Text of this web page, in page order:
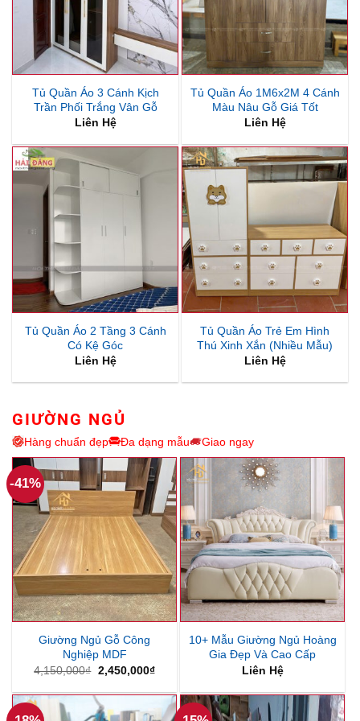
Tủ Quần Áo 3 Cánh Kịch
Trần Phối Trắng Vân Gỗ
Liên Hệ
Tủ Quần Áo 1M6x2M 4 Cánh
Màu Nâu Gỗ Giá Tốt
Liên Hệ
Tủ Quần Áo 2 Tầng 3 Cánh
Có Kệ Góc
Liên Hệ
Tủ Quần Áo Trẻ Em Hình
Thú Xinh Xắn (Nhiều Mẫu)
Liên Hệ
GIƯỜNG NGỦ
Hàng chuẩn đẹp Đa dạng mẫu Giao ngay
-41%
Giường Ngủ Gỗ Công
Nghiệp MDF
4,150,000₫ Giá
gốc
là:
4,150,000₫.
2,450,000₫Giá
tại
2,450,000₫.
10+ Mẫu Giường Ngủ Hoàng
Gia Đẹp Và Cao Cấp
Liên Hệ